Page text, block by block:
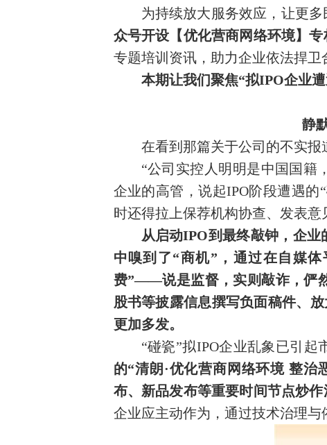
为持续放大服务效应，让更
众号开设【优化营商网络环境】专
专题培训资讯，助力企业依法捍卫
本期让我们聚焦“拟IPO企业
静
在看到那篇关于公司的不实报
“公司实控人明明是中国国籍
企业的高管，说起IPO阶段遭遇
时还得拉上保荐机构协查、发表意
从启动IPO到最终敲钟，企
中嗅到了“商机”，通过在自媒
费”——说是监督，实则敲诈，俨
股书等披露信息撰写负面稿件、
更加多发。
“碰瓷”拟IPO企业乱象已引起
的“清朗·优化营商网络环境 整
布、新品发布等重要时间节点炒作
企业应主动作为，通过技术治理与